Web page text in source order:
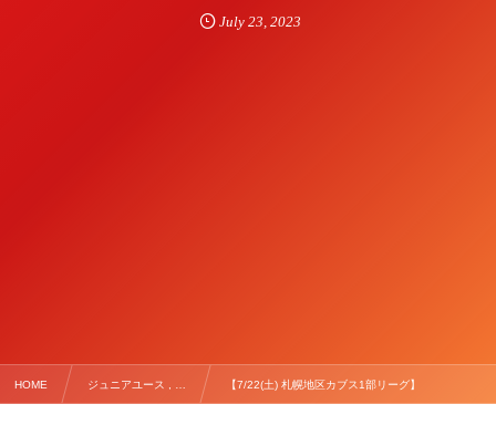
July 23 2023
HOME ジュニアユース , … 【7/22(土) 札幌地区カブス1部リーグ】